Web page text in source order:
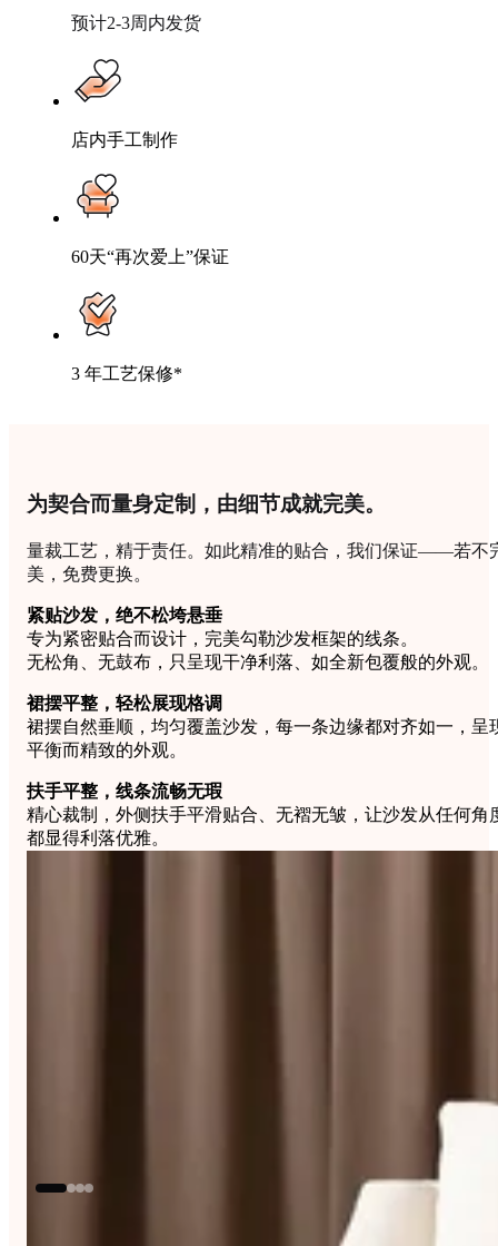
预计2-3周内发货
店内手工制作
60天“再次爱上”保证
3 年工艺保修*
为契合而量身定制，由细节成就完美。
量裁工艺，精于责任。如此精准的贴合，我们保证——若不
美，免费更换。
紧贴沙发，绝不松垮悬垂
专为紧密贴合而设计，完美勾勒沙发框架的线条。
无松角、无鼓布，只呈现干净利落、如全新包覆般的外观。
裙摆平整，轻松展现格调
裙摆自然垂顺，均匀覆盖沙发，每一条边缘都对齐如一，呈
平衡而精致的外观。
扶手平整，线条流畅无瑕
精心裁制，外侧扶手平滑贴合、无褶无皱，让沙发从任何角
都显得利落优雅。